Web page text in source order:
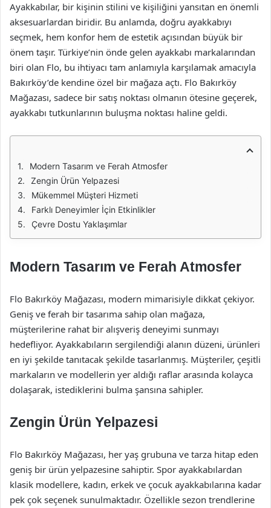
Ayakkabılar, bir kişinin stilini ve kişiliğini yansıtan en önemli
aksesuarlardan biridir. Bu anlamda, doğru ayakkabıyı
seçmek, hem konfor hem de estetik açısından büyük bir
önem taşır. Türkiye’nin önde gelen ayakkabı markalarından
biri olan Flo, bu ihtiyacı tam anlamıyla karşılamak amacıyla
Bakırköy’de kendine özel bir mağaza açtı. Flo Bakırköy
Mağazası, sadece bir satış noktası olmanın ötesine geçerek,
ayakkabı tutkunlarının buluşma noktası haline geldi.
Modern Tasarım ve Ferah Atmosfer
Zengin Ürün Yelpazesi
Mükemmel Müşteri Hizmeti
Farklı Deneyimler İçin Etkinlikler
Çevre Dostu Yaklaşımlar
Modern Tasarım ve Ferah Atmosfer
Flo Bakırköy Mağazası, modern mimarisiyle dikkat çekiyor.
Geniş ve ferah bir tasarıma sahip olan mağaza,
müşterilerine rahat bir alışveriş deneyimi sunmayı
hedefliyor. Ayakkabıların sergilendiği alanın düzeni, ürünleri
en iyi şekilde tanıtacak şekilde tasarlanmış. Müşteriler, çeşitli
markaların ve modellerin yer aldığı raflar arasında kolayca
dolaşarak, istediklerini bulma şansına sahipler.
Zengin Ürün Yelpazesi
Flo Bakırköy Mağazası, her yaş grubuna ve tarza hitap eden
geniş bir ürün yelpazesine sahiptir. Spor ayakkabılardan
klasik modellere, kadın, erkek ve çocuk ayakkabılarına kadar
pek çok seçenek sunulmaktadır. Özellikle sezon trendlerine